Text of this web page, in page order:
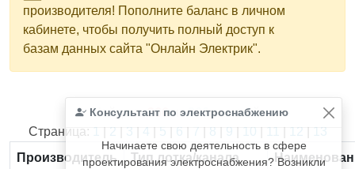
производителя! Пополните баланс в личном
кабинете, чтобы получить полный доступ к
базам данных сайта "Онлайн Электрик".
Консультант по электроснабжению
Начинаете свою деятельность в сфере
проектирования электроснабжения? Возникли
Найдено366из366записей.
Страница: 1 | 2 | 3 | 4 | 5 | 6 | 7 | 8 | 9 | 10 | 11 | 12 | 13
Производитель
Тип лотка/канала